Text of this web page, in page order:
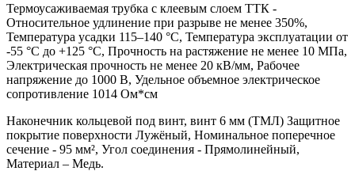
Термоусаживаемая трубка с клеевым слоем ТТК -
Относительное удлинение при разрыве не менее 350%,
Температура усадки 115–140 °C, Температура эксплуатации от
-55 °C до +125 °C, Прочность на растяжение не менее 10 МПа,
Электрическая прочность не менее 20 кВ/мм, Рабочее
напряжение до 1000 В, Удельное объемное электрическое
сопротивление 1014 Ом*см
Наконечник кольцевой под винт, винт 6 мм (ТМЛ) Защитное
покрытие поверхности Лужёный, Номинальное поперечное
сечение - 95 мм², Угол соединения - Прямолинейный,
Материал – Медь.